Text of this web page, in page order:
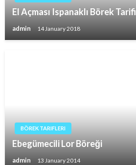
El Açması Ispanaklı Börek Tarifi
admin 14 January 2018
BÖREK TARIFLERI
Ebegümecili Lor Böreği
admin 13 January 2014